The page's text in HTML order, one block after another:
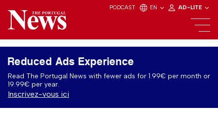
PODCAST EN AD-LITE
Reduced Ads Experience
Read The Portugal News with fewer ads for 1.99€ per month or
19.99€ per year.
Inscrivez-vous ici